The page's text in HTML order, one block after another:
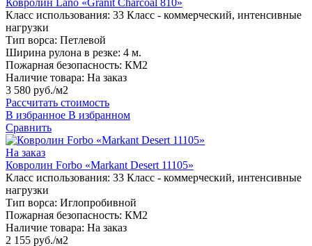
Ковролин Lano «Granit Charcoal 810»
Класс использования: 33 Класс - коммерческий, интенсивные
нагрузки
Тип ворса: Петлевой
Ширина рулона в резке: 4 м.
Пожарная безопасность: КМ2
Наличие товара: На заказ
3 580 руб./м2
Рассчитать стоимость
В избранное В избранном
Сравнить
На заказ
Ковролин Forbo «Markant Desert 11105»
Класс использования: 33 Класс - коммерческий, интенсивные
нагрузки
Тип ворса: Иглопробивной
Пожарная безопасность: КМ2
Наличие товара: На заказ
2 155 руб./м2